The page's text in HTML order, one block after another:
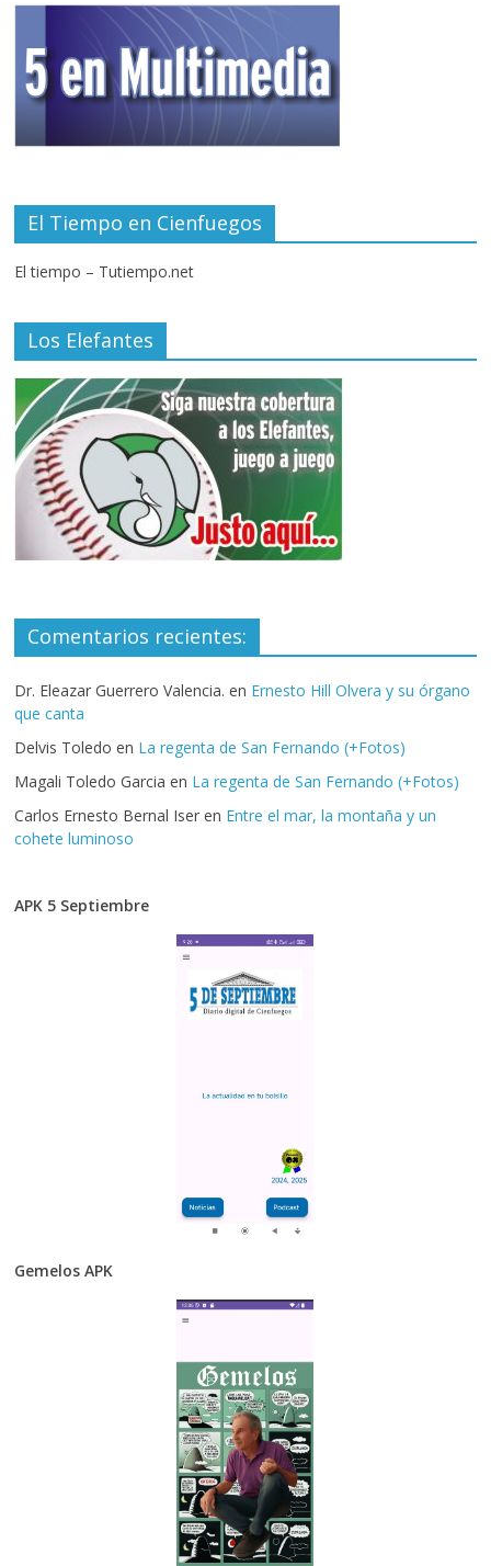
El Tiempo en Cienfuegos
El tiempo – Tutiempo.net
Los Elefantes
Comentarios recientes:
Dr. Eleazar Guerrero Valencia. en Ernesto Hill Olvera y su órgano
que canta
Delvis Toledo en La regenta de San Fernando (+Fotos)
Magali Toledo Garcia en La regenta de San Fernando (+Fotos)
Carlos Ernesto Bernal Iser en Entre el mar, la montaña y un
cohete luminoso
APK 5 Septiembre
Gemelos APK